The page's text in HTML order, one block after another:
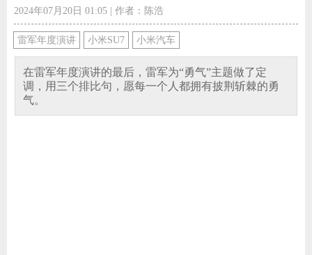
导购 新闻
2024年07月20日 01:05| 作者：陈浩
雷军年度演讲 小米SU7 小米汽车
在雷军年度演讲的最后，雷军为“勇气”主题做了定
调，用三个排比句，愿每一个人都拥有披荆斩棘的勇
气。